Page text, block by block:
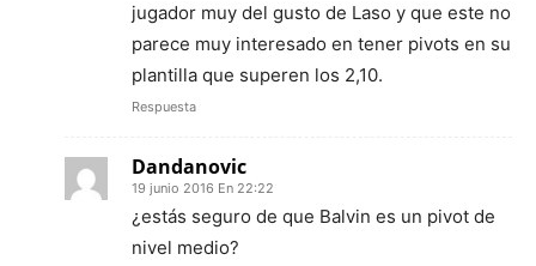
jugador muy del gusto de Laso y que este no
parece muy interesado en tener pivots en su
plantilla que superen los 2,10.
Respuesta
Dandanovic
19 junio 2016 En 22:22
¿estás seguro de que Balvin es un pivot de
nivel medio?